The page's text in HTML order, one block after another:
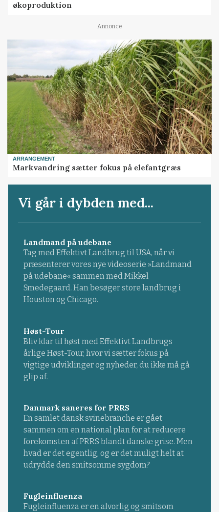
økoproduktion
Annonce
ARRANGEMENT
Markvandring sætter fokus på elefantgræs
Vi går i dybden med...
Landmand på udebane
Tag med Effektivt Landbrug til USA, når vi
præsenterer vores nye videoserie »Landmand
på udebane« sammen med Mikkel
Smedegaard. Han besøger store landbrug i
Houston og Chicago.
Høst-Tour
Bliv klar til høst med Effektivt Landbrugs
årlige Høst-Tour, hvor vi sætter fokus på
vigtige udviklinger og nyheder, du ikke må gå
glip af.
Danmark saneres for PRRS
En samlet dansk svinebranche er gået
sammen om en national plan for at reducere
forekomsten af PRRS blandt danske grise. Men
hvad er det egentlig, og er det muligt helt at
udrydde den smitsomme sygdom?
Fugleinfluenza
Fugleinfluenza er en alvorlig og smitsom